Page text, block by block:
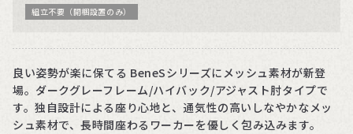
組立不要（開梱設置のみ）
良い姿勢が楽に保てる BeneSシリーズにメッシュ素材が新登
場。ダークグレーフレーム/ハイバック/アジャスト肘タイプで
す。独自設計による座り心地と、通気性の高いしなやかなメッ
シュ素材で、長時間座わるワーカーを優しく包み込みます。